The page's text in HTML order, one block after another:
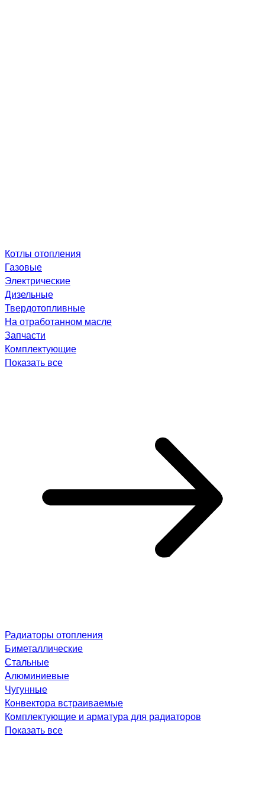
Котлы отопления
Газовые
Электрические
Дизельные
Твердотопливные
На отработанном масле
Запчасти
Комплектующие
Показать все
Радиаторы отопления
Биметаллические
Стальные
Алюминиевые
Чугунные
Конвектора встраиваемые
Комплектующие и арматура для радиаторов
Показать все